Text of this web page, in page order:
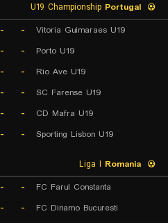
Portugal
Vitoria Guimaraes U19
-
-
Porto U19
-
-
Rio Ave U19
-
-
SC Farense U19
-
-
CD Mafra U19
-
-
Sporting Lisbon U19
-
-
Romania
FC Farul Constanta
-
-
FC Dinamo Bucuresti
-
-